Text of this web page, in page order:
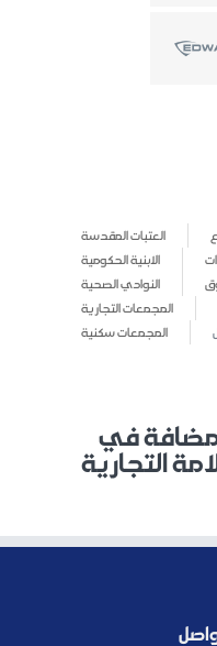
العتبات المقدسة
الابنية الحكومية
النوادي الصحية
المجمعات التجارية
المجمعات سكنية
مضافة في
التجارية